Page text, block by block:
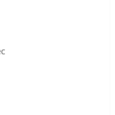
je 5 z 5 hviezdičiek.
je 5 z 5 hviezdičiek.
je 5 z 5 hviezdičiek.